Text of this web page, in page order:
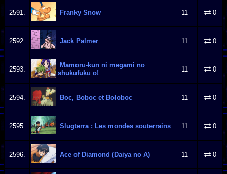
2591. Franky Snow 11 0
2592. Jack Palmer 11 0
2593.
Mamoru-kun ni megami no
shukufuku o!
11 0
2594. Boc, Boboc et Boloboc 11 0
2595. Slugterra : Les mondes souterrains 11 0
2596. Ace of Diamond (Daiya no A) 11 0